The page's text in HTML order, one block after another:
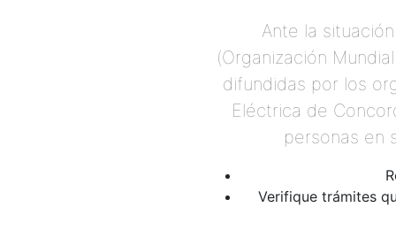
Ante la
(Organización
difundidas por los
Eléctrica de
personas en
Verifique trámites